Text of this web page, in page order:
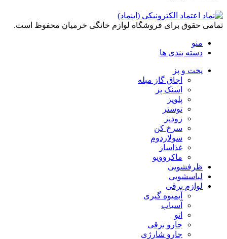
تمامی حقوق برای فروشگاه لوازم خانگی خرمیان محفوظ است.
منو
دسته بندی ها
پخت و پز
اجاق گاز مبله
اسنک پز
پلوپز
توستر
زودپز
سرخ کن
سولاردوم
غذاساز
ماکروویو
ظرفشویی
لباسشویی
لوازم برقی
آبمیوه گیری
آسیاب
اتو
جارو برقی
جارو شارژی